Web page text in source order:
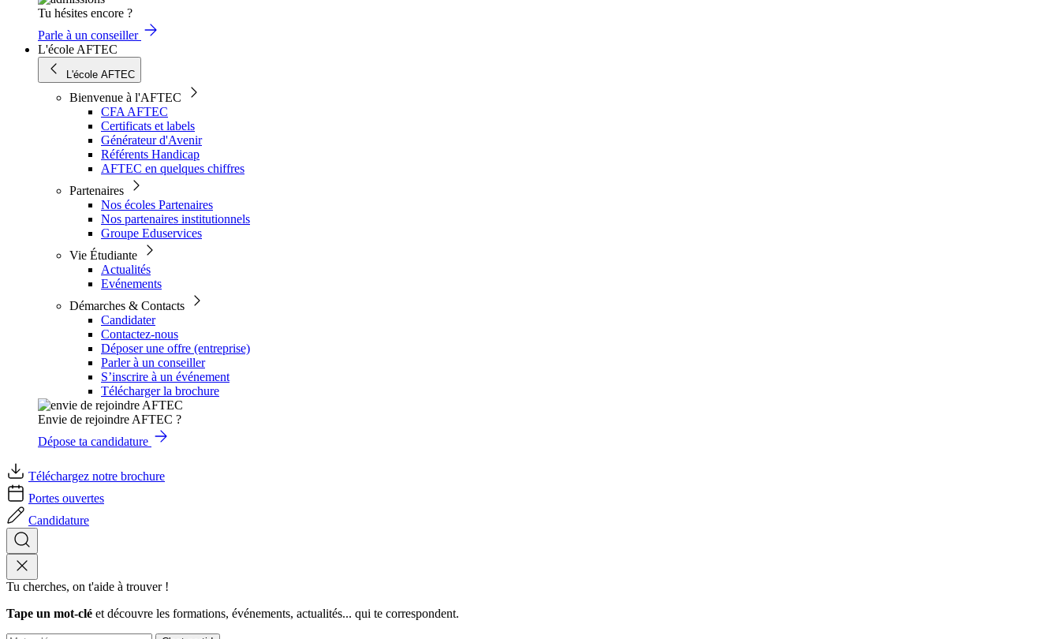
Tu hésites encore ?
Parle à un conseiller
L'école AFTEC
L'école AFTEC
Bienvenue à l'AFTEC
CFA AFTEC
Certificats et labels
Générateur d'Avenir
Référents Handicap
AFTEC en quelques chiffres
Partenaires
Nos écoles Partenaires
Nos partenaires institutionnels
Groupe Eduservices
Vie Étudiante
Actualités
Evénements
Démarches & Contacts
Candidater
Contactez-nous
Déposer une offre (entreprise)
Parler à un conseiller
S’inscrire à un événement
Télécharger la brochure
Envie de rejoindre AFTEC ?
Dépose ta candidature
Téléchargez notre brochure
Portes ouvertes
Candidature
Tu cherches, on t'aide à trouver !
Tape un mot-clé et découvre les formations, événements, actualités... qui te correspondent.